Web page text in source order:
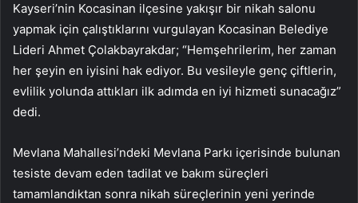
Kayseri’nin Kocasinan ilçesine yakışır bir nikah salonu
yapmak için çalıştıklarını vurgulayan Kocasinan Belediye
Lideri Ahmet Çolakbayrakdar; “Hemşehrilerim, her zaman
her şeyin en iyisini hak ediyor. Bu vesileyle genç çiftlerin,
evlilik yolunda attıkları ilk adımda en iyi hizmeti sunacağız”
dedi.
Mevlana Mahallesi’ndeki Mevlana Parkı içerisinde bulunan
tesiste devam eden tadilat ve bakım süreçleri
tamamlandıktan sonra nikah süreçlerinin yeni yerinde